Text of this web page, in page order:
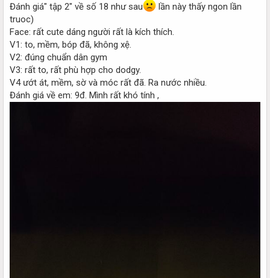
Đánh giá" tập 2" về số 18 như sau
lần này thấy ngon lần
truoc)
Face: rất cute dáng người rất là kích thích.
V1: to, mềm, bóp đã, không xệ.
V2: đúng chuẩn dân gym
V3: rất to, rất phù hợp cho dodgy.
V4 ướt át, mềm, sờ và móc rất đã. Ra nước nhiều.
Đánh giá về em: 9đ. Mình rất khó tính ,